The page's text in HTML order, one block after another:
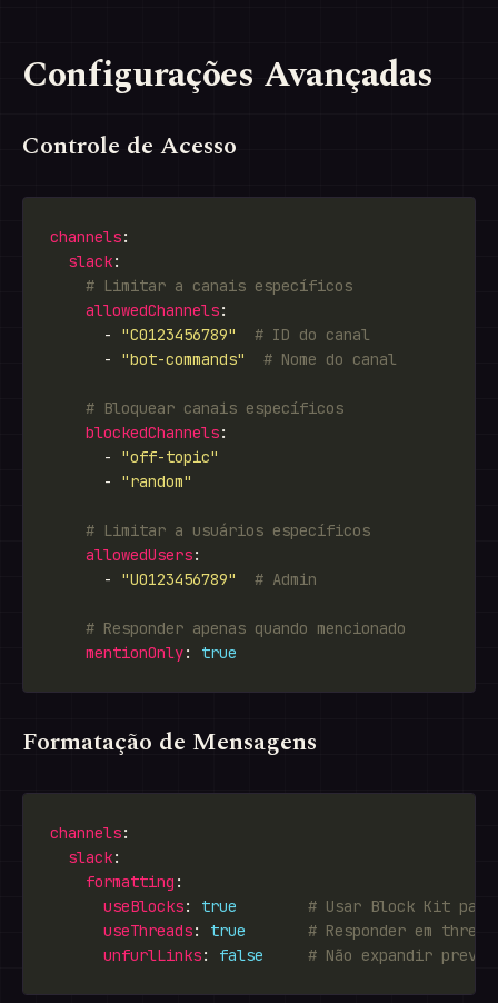
Configurações Avançadas
Controle de Acesso
channels
slack
# Limitar a canais específicos
allowedChannels
      -
"C0123456789"
# ID do canal
      -
"bot-commands" # Nome do canal
# Bloquear canais específicos
blockedChannels
      -
"off-topic"
      -
"random"
# Limitar a usuários específicos
allowedUsers
      -
"U0123456789" # Admin
# Responder apenas quando mencionado
mentionOnly: true
Formatação de Mensagens
channels
slack
formatting
useBlocks: true
# Usar Block Kit para
useThreads: true
# Responder em
unfurlLinks: false # Não expandir